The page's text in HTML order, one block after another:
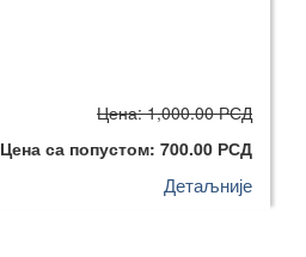
Цена: 1,000.00 РСД
Цена са попустом: 700.00 РСД
Детаљније